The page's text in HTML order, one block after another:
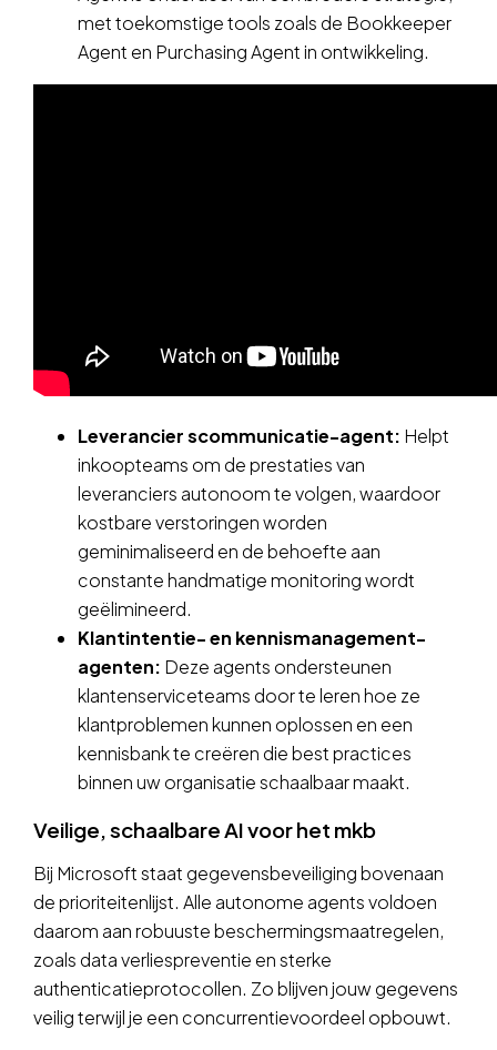
met toekomstige tools zoals de Bookkeeper
Agent en Purchasing Agent in ontwikkeling.
Leverancier scommunicatie-agent: Helpt
inkoopteams om de prestaties van
leveranciers autonoom te volgen, waardoor
kostbare verstoringen worden
geminimaliseerd en de behoefte aan
constante handmatige monitoring wordt
geëlimineerd.
Klantintentie- en kennismanagement-
agenten: Deze agents ondersteunen
klantenserviceteams door te leren hoe ze
klantproblemen kunnen oplossen en een
kennisbank te creëren die best practices
binnen uw organisatie schaalbaar maakt.
Veilige, schaalbare AI voor het mkb
Bij Microsoft staat gegevensbeveiliging bovenaan
de prioriteitenlijst. Alle autonome agents voldoen
daarom aan robuuste beschermingsmaatregelen,
zoals data verliespreventie en sterke
authenticatieprotocollen. Zo blijven jouw gegevens
veilig terwijl je een concurrentievoordeel opbouwt.